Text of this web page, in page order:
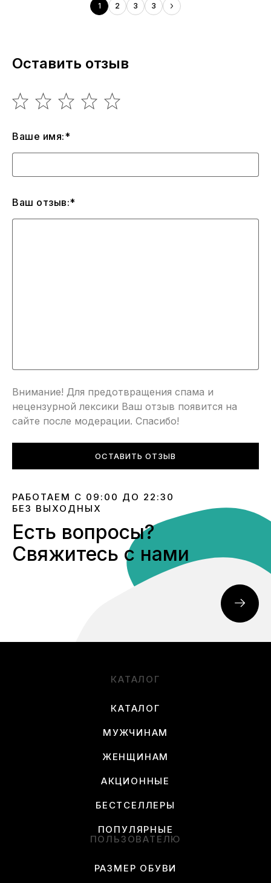
1 2 3 3
Оставить отзыв
Ваше имя:*
Ваш отзыв:*
Внимание! Для предотвращения спама и
нецензурной лексики Ваш отзыв появится на
сайте после модерации. Спасибо!
ОСТАВИТЬ ОТЗЫВ
РАБОТАЕМ С 09:00 ДО 22:30
БЕЗ ВЫХОДНЫХ
Есть вопросы?
Свяжитесь с нами
КАТАЛОГ
КАТАЛОГ
МУЖЧИНАМ
ЖЕНЩИНАМ
АКЦИОННЫЕ
БЕСТСЕЛЛЕРЫ
ПОПУЛЯРНЫЕ
ПОЛЬЗОВАТЕЛЮ
РАЗМЕР ОБУВИ